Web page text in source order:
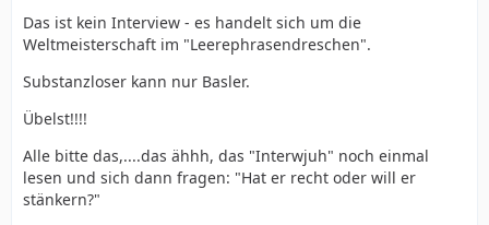
Das ist kein Interview - es handelt sich um die
Weltmeisterschaft im "Leerephrasendreschen".
Substanzloser kann nur Basler.
Übelst!!!!
Alle bitte das,....das ähhh, das "Interwjuh" noch einmal
lesen und sich dann fragen: "Hat er recht oder will er
stänkern?"